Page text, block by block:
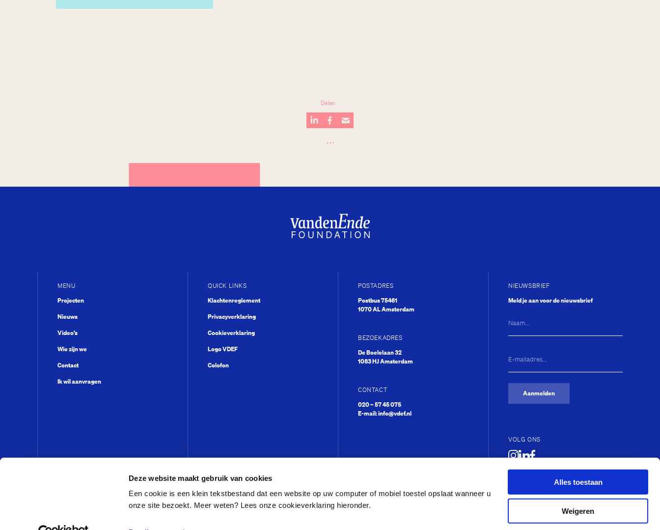
Deze website maakt gebruik van cookies
Een cookie is een klein tekstbestand dat een website op uw computer of mobiel toestel opslaat wanneer u
onze site bezoekt. Meer weten? Lees onze cookieverklaring hieronder.
Alles toestaan
Weigeren
Delen
…
MENU
Projecten
Nieuws
Video’s
Wie zijn we
Contact
Ik wil aanvragen
QUICK LINKS
Klachtenreglement
Privacyverklaring
Cookieverklaring
Logo VDEF
Colofon
POSTADRES
Postbus 75461
1070 AL Amsterdam
BEZOEKADRES
De Boelelaan 32
1083 HJ Amsterdam
CONTACT
020 – 57 45 075
E-mail:info@vdef.nl
NIEUWSBRIEF
Meld je aan voor de nieuwsbrief
mailadres...
Aanmelden
VOLG ONS